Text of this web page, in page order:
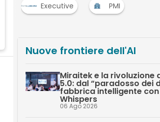
Executive PMI
Nuove frontiere dell'AI
Miraitek e la rivoluzione
5.0: dal “paradosso dei
fabbrica intelligente con
Whispers
06 Ago 2026